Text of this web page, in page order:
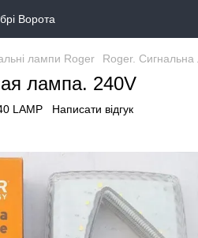
лампи Roger Roger.
лампа. 240V
LAMP Написати відгук